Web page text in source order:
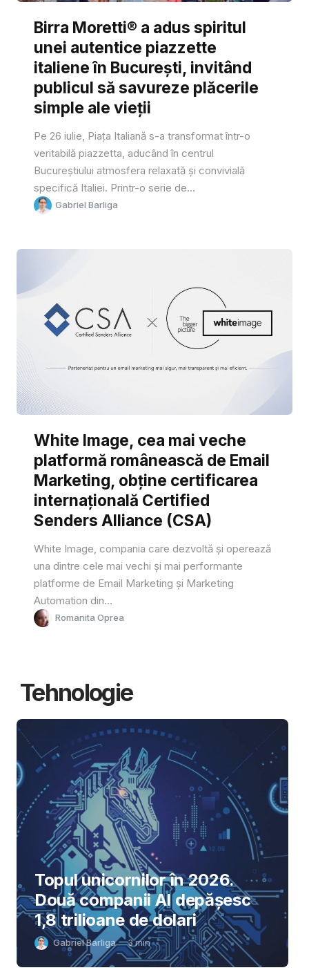
Birra Moretti® a adus spiritul
unei autentice piazzette
italiene în București, invitând
publicul să savureze plăcerile
simple ale vieții
Pe 26 iulie, Piața Italiană s-a transformat într-o
veritabilă piazzetta, aducând în centrul
Bucureștiului atmosfera relaxată și convivială
specifică Italiei. Printr-o serie de...
Gabriel Barliga
White Image, cea mai veche
platformă românească de Email
Marketing, obține certificarea
internațională Certified
Senders Alliance (CSA)
White Image, compania care dezvoltă și operează
una dintre cele mai vechi și mai performante
platforme de Email Marketing și Marketing
Automation din...
Romanita Oprea
Tehnologie
Topul unicornilor în 2026.
Două companii AI depășesc
1,8 trilioane de dolari
Gabriel Barliga 3min